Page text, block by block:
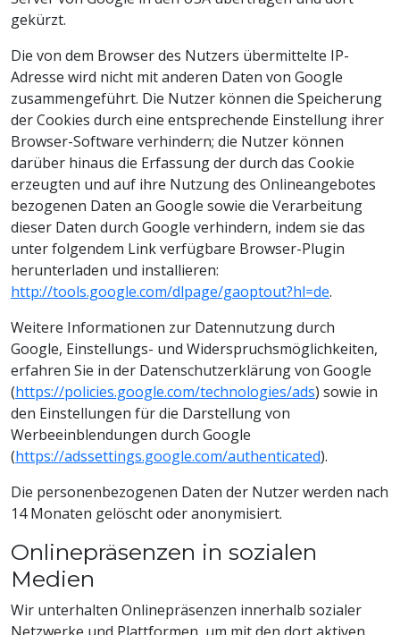
gekürzt.
Die von dem Browser des Nutzers übermittelte IP-
Adresse wird nicht mit anderen Daten von Google
zusammengeführt. Die Nutzer können die Speicherung
der Cookies durch eine entsprechende Einstellung ihrer
Browser-Software verhindern; die Nutzer können
darüber hinaus die Erfassung der durch das Cookie
erzeugten und auf ihre Nutzung des Onlineangebotes
bezogenen Daten an Google sowie die Verarbeitung
dieser Daten durch Google verhindern, indem sie das
unter folgendem Link verfügbare Browser-Plugin
herunterladen und installieren:
http://tools.google.com/dlpage/gaoptout?hl=de.
Weitere Informationen zur Datennutzung durch
Google, Einstellungs- und Widerspruchsmöglichkeiten,
erfahren Sie in der Datenschutzerklärung von Google
(https://policies.google.com/technologies/ads) sowie in
den Einstellungen für die Darstellung von
Werbeeinblendungen durch Google
(https://adssettings.google.com/authenticated).
Die personenbezogenen Daten der Nutzer werden nach
14 Monaten gelöscht oder anonymisiert.
Onlinepräsenzen in sozialen
Medien
Wir unterhalten Onlinepräsenzen innerhalb sozialer
Netzwerke und Plattformen, um mit den dort aktiven